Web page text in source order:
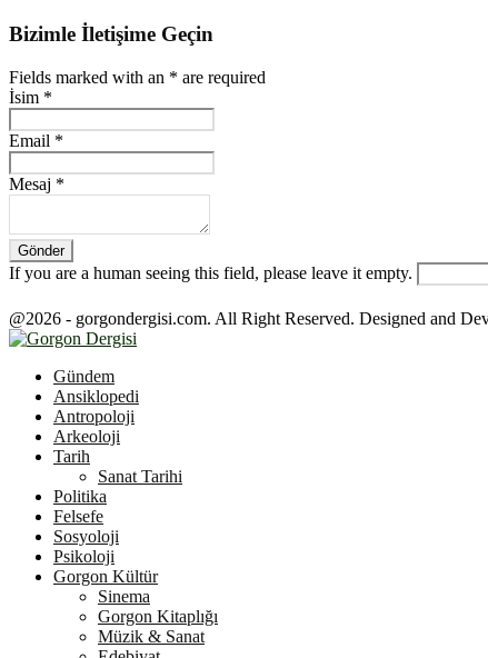
Bizimle İletişime Geçin
Fields marked with an * are required
İsim *
Email *
Mesaj *
If you are a human seeing this field, please leave it empty.
@2026 - gorgondergisi.com. All Right Reserved. Designed and
Gündem
Ansiklopedi
Antropoloji
Arkeoloji
Tarih
Sanat Tarihi
Politika
Felsefe
Sosyoloji
Psikoloji
Gorgon Kültür
Sinema
Gorgon Kitaplığı
Müzik & Sanat